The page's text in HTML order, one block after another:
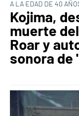
A LA EDAD DE 40
Kojima,
muerte
Roar y
sonora de